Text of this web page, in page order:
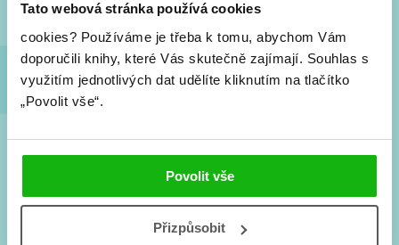
Tato webová stránka používá cookies
cookies? Používáme je třeba k tomu, abychom Vám
doporučili knihy, které Vás skutečně zajímají. Souhlas s
využitím jednotlivých dat udělíte kliknutím na tlačítko
„Povolit vše“.
Povolit vše
Přizpůsobit
Souhlasím spodmínkami zpracování osobních údajů
Tvá e-mailová adresa je u nás v bezpečí. Přečti si